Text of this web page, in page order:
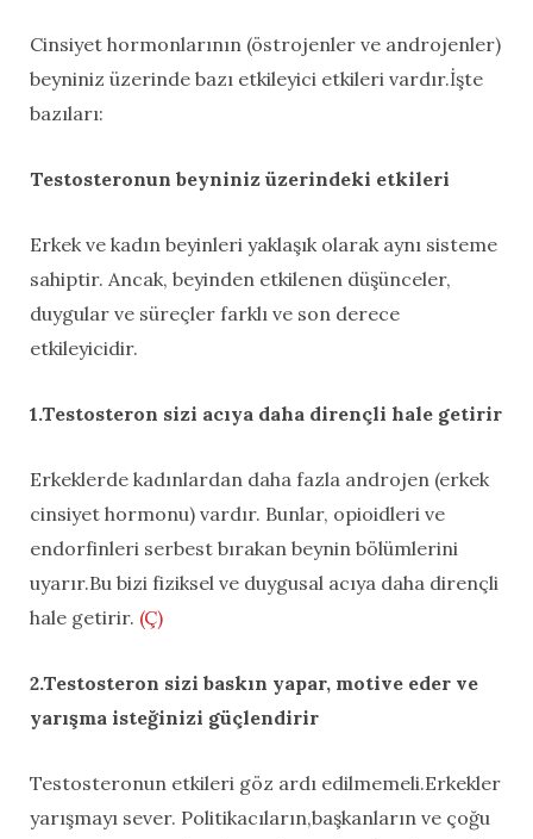
Cinsiyet hormonlarının (östrojenler ve androjenler)
beyniniz üzerinde bazı etkileyici etkileri vardır.İşte
bazıları:
Testosteronun beyniniz üzerindeki etkileri
Erkek ve kadın beyinleri yaklaşık olarak aynı sisteme
sahiptir. Ancak, beyinden etkilenen düşünceler,
duygular ve süreçler farklı ve son derece
etkileyicidir.
1.Testosteron sizi acıya daha dirençli hale getirir
Erkeklerde kadınlardan daha fazla androjen (erkek
cinsiyet hormonu) vardır. Bunlar, opioidleri ve
endorfinleri serbest bırakan beynin bölümlerini
uyarır.Bu bizi fiziksel ve duygusal acıya daha dirençli
hale getirir. (Ç)
2.Testosteron sizi baskın yapar, motive eder ve
yarışma isteğinizi güçlendirir
Testosteronun etkileri göz ardı edilmemeli.Erkekler
yarışmayı sever. Politikacıların,başkanların ve çoğu